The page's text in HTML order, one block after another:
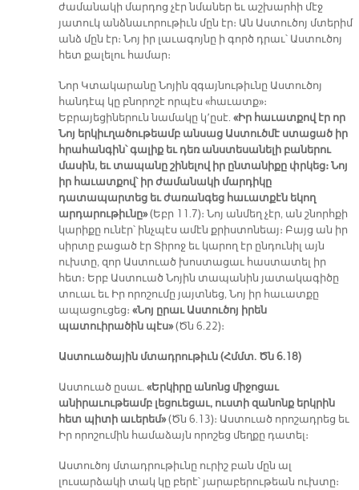
ժամանակի մարդոց չէր նմաներ եւ աշխարհի մէջ
յատուկ անձնաւորութիւն մըն էր։ Ան Աստուծոյ մտերիմ
անձ մըն էր։ Նոյ իր լաւագոյնը ի գործ դրաւ՝ Աստուծոյ
հետ քալելու համար։
Նոր Կտակարանը Նոյին զգայնութիւնը Աստուծոյ
հանդէպ կը բնորոշէ որպէս «հաւատք»։
Եբրայեցիներուն նամակը կ՚ըսէ. «Իր հաւատքով էր որ
Նոյ երկիւղածութեամբ անսաց Աստուծմէ ստացած իր
հրահանգին՝ գալիք եւ դեռ անստեսանելի բաներու
մասին, եւ տապանը շինելով իր ընտանիքը փրկեց։ Նոյ
իր հաւատքով՝ իր ժամանակի մարդիկը
դատապարտեց եւ ժառանգեց հաւատքէն եկող
արդարութիւնը»(Եբր 11.7)։ Նոյ անմեղ չէր, ան շնորհքի
կարիքը ունէր՝ ինչպէս ամէն քրիստոնեայ։ Բայց ան իր
սիրտը բացած էր Տիրոջ եւ կարող էր ընդունիլ այն
ուխտը, զոր Աստուած խոստացաւ հաստատել իր
հետ։ Երբ Աստուած Նոյին տապանին յատակագիծը
տուաւ եւ Իր որոշումը յայտնեց, Նոյ իր հաւատքը
ապացուցեց։ «Նոյ ըրաւ Աստուծոյ իրեն
պատուիրածին պէս»(Ծն 6.22)։
Աստուածային մտադրութիւն (Հմմտ. Ծն 6.18)
Աստուած ըսաւ. «Երկիրը անոնց միջոցաւ
անիրաւութեամբ լեցուեցաւ, ուստի զանոնք երկրին
հետ պիտի աւերեմ»(Ծն 6.13)։ Աստուած որոշադրեց եւ
Իր որոշումին համաձայն որոշեց մեղքը դատել։
Աստուծոյ մտադրութիւնը ուրիշ բան մըն ալ
լուսարձակի տակ կը բերէ՝ յարաբերութեան ուխտը։